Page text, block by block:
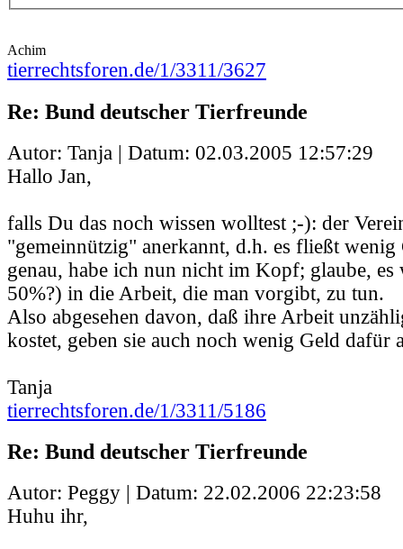
Achim
tierrechtsforen.de/1/3311/3627
Re: Bund deutscher Tierfreunde
Autor: Tanja | Datum: 02.03.2005 12:57:29
Hallo Jan,
falls Du das noch wissen wolltest ;-): der
"gemeinnützig" anerkannt, d.h. es fließt
genau, habe ich nun nicht im Kopf; glaube, es
50%?) in die Arbeit, die man vorgibt, zu tun.
Also abgesehen davon, daß ihre Arbeit
kostet, geben sie auch noch wenig Geld dafür
Tanja
tierrechtsforen.de/1/3311/5186
Re: Bund deutscher Tierfreunde
Autor: Peggy | Datum: 22.02.2006 22:23:58
Huhu ihr,